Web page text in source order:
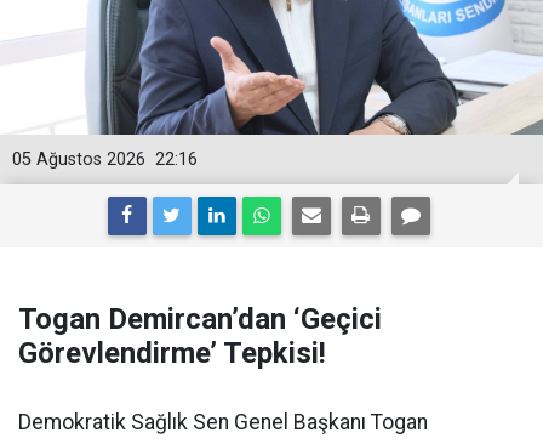
22:16
05 Ağustos 2026
Togan Demircan’dan ‘Geçici
Görevlendirme’ Tepkisi!
Demokratik Sağlık Sen Genel Başkanı Togan